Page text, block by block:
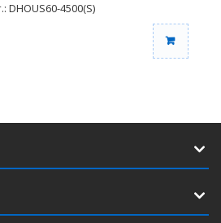
DHOUS60-4500(S)